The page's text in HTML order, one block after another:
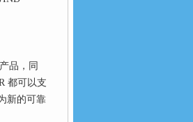
品，同
都可以支
新的可靠